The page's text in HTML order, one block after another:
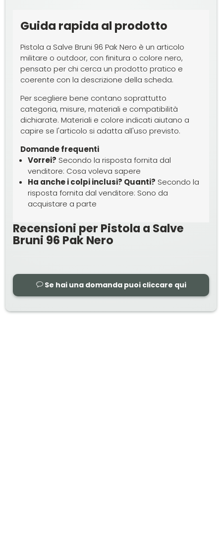
Guida rapida al prodotto
Pistola a Salve Bruni 96 Pak Nero è un articolo
militare o outdoor, con finitura o colore nero,
pensato per chi cerca un prodotto pratico e
coerente con la descrizione della scheda.
Per scegliere bene contano soprattutto
categoria, misure, materiali e compatibilità
dichiarate. Materiali e colore indicati aiutano a
capire se l'articolo si adatta all'uso previsto.
Domande frequenti
Vorrei? Secondo la risposta fornita dal
venditore: Cosa voleva sapere
Ha anche i colpi inclusi? Quanti? Secondo la
risposta fornita dal venditore: Sono da
acquistare a parte
Recensioni per Pistola a Salve
Bruni 96 Pak Nero
Se hai una domanda puoi cliccare qui